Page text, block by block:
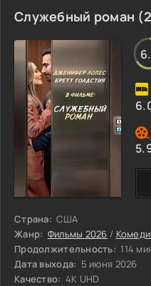
Служебный роман
Страна: США
Жанр: Фильмы 2026 /
Продолжительность: 114
Дата выхода: 5 июня 2026
Качество: 4K UHD